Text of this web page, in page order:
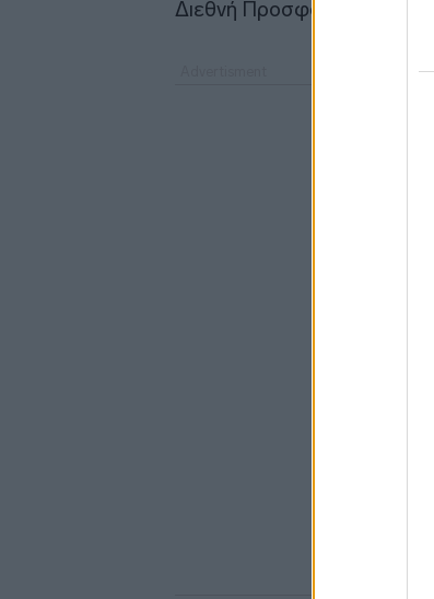
Διεθνή Προσφορά.